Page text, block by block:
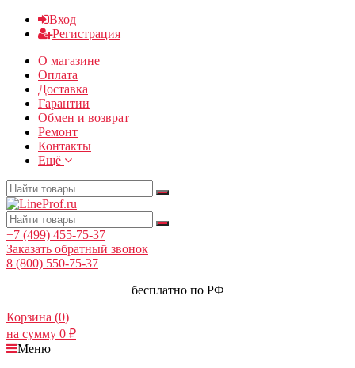
Вход
Регистрация
О магазине
Оплата
Доставка
Гарантии
Обмен и возврат
Ремонт
Контакты
Ещё
+7 (499) 455-75-37
Заказать обратный звонок
8 (800) 550-75-37
бесплатно по РФ
Корзина (0)
на сумму 0 ₽
Меню